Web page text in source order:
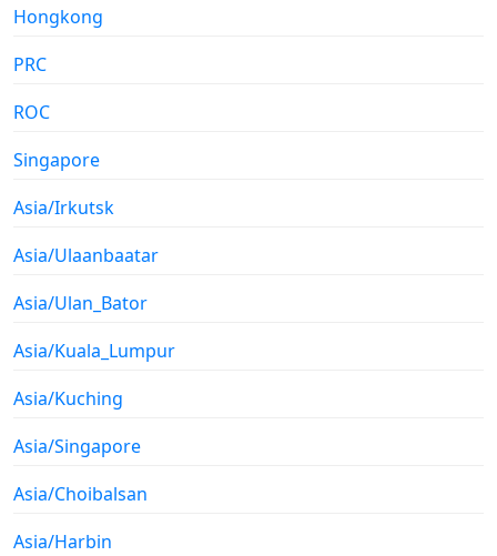
Hongkong
PRC
ROC
Singapore
Asia/Irkutsk
Asia/Ulaanbaatar
Asia/Ulan_Bator
Asia/Kuala_Lumpur
Asia/Kuching
Asia/Singapore
Asia/Choibalsan
Asia/Harbin